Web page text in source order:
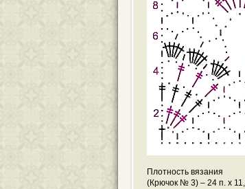
Плотность вязания
(Крючок № 3) – 24 п. х